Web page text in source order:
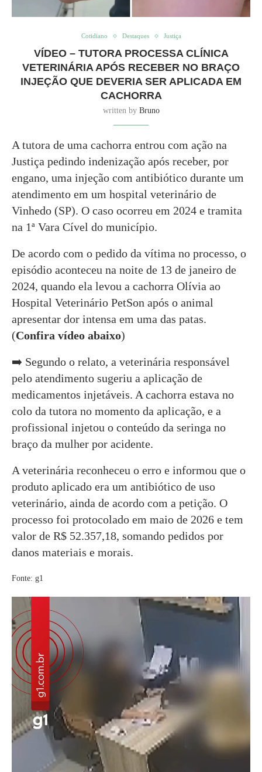
Cotidiano Destaques Justiça
VÍDEO – TUTORA PROCESSA CLÍNICA
VETERINÁRIA APÓS RECEBER NO BRAÇO
INJEÇÃO QUE DEVERIA SER APLICADA EM
CACHORRA
written by Bruno
A tutora de uma cachorra entrou com ação na
Justiça pedindo indenização após receber, por
engano, uma injeção com antibiótico durante um
atendimento em um hospital veterinário de
Vinhedo (SP). O caso ocorreu em 2024 e tramita
na 1ª Vara Cível do município.
De acordo com o pedido da vítima no processo, o
episódio aconteceu na noite de 13 de janeiro de
2024, quando ela levou a cachorra Olívia ao
Hospital Veterinário PetSon após o animal
apresentar dor intensa em uma das patas.
(Confira vídeo abaixo)
➡️ Segundo o relato, a veterinária responsável
pelo atendimento sugeriu a aplicação de
medicamentos injetáveis. A cachorra estava no
colo da tutora no momento da aplicação, e a
profissional injetou o conteúdo da seringa no
braço da mulher por acidente.
A veterinária reconheceu o erro e informou que o
produto aplicado era um antibiótico de uso
veterinário, ainda de acordo com a petição. O
processo foi protocolado em maio de 2026 e tem
valor de R$ 52.357,18, somando pedidos por
danos materiais e morais.
Fonte: g1